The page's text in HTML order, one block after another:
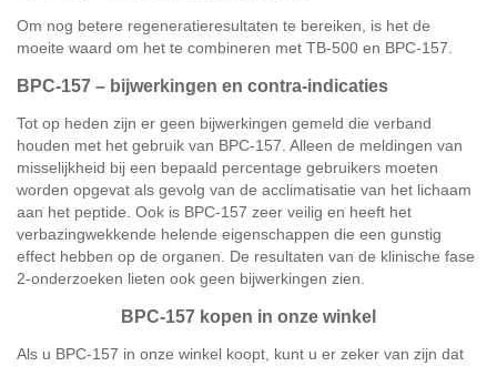
Om nog betere regeneratieresultaten te bereiken, is het de
moeite waard om het te combineren met TB-500 en BPC-157.
BPC-157 – bijwerkingen en contra-indicaties
Tot op heden zijn er geen bijwerkingen gemeld die verband
houden met het gebruik van BPC-157. Alleen de meldingen van
misselijkheid bij een bepaald percentage gebruikers moeten
worden opgevat als gevolg van de acclimatisatie van het lichaam
aan het peptide. Ook is BPC-157 zeer veilig en heeft het
verbazingwekkende helende eigenschappen die een gunstig
effect hebben op de organen. De resultaten van de klinische fase
2-onderzoeken lieten ook geen bijwerkingen zien.
BPC-157 kopen in onze winkel
Als u BPC-157 in onze winkel koopt, kunt u er zeker van zijn dat